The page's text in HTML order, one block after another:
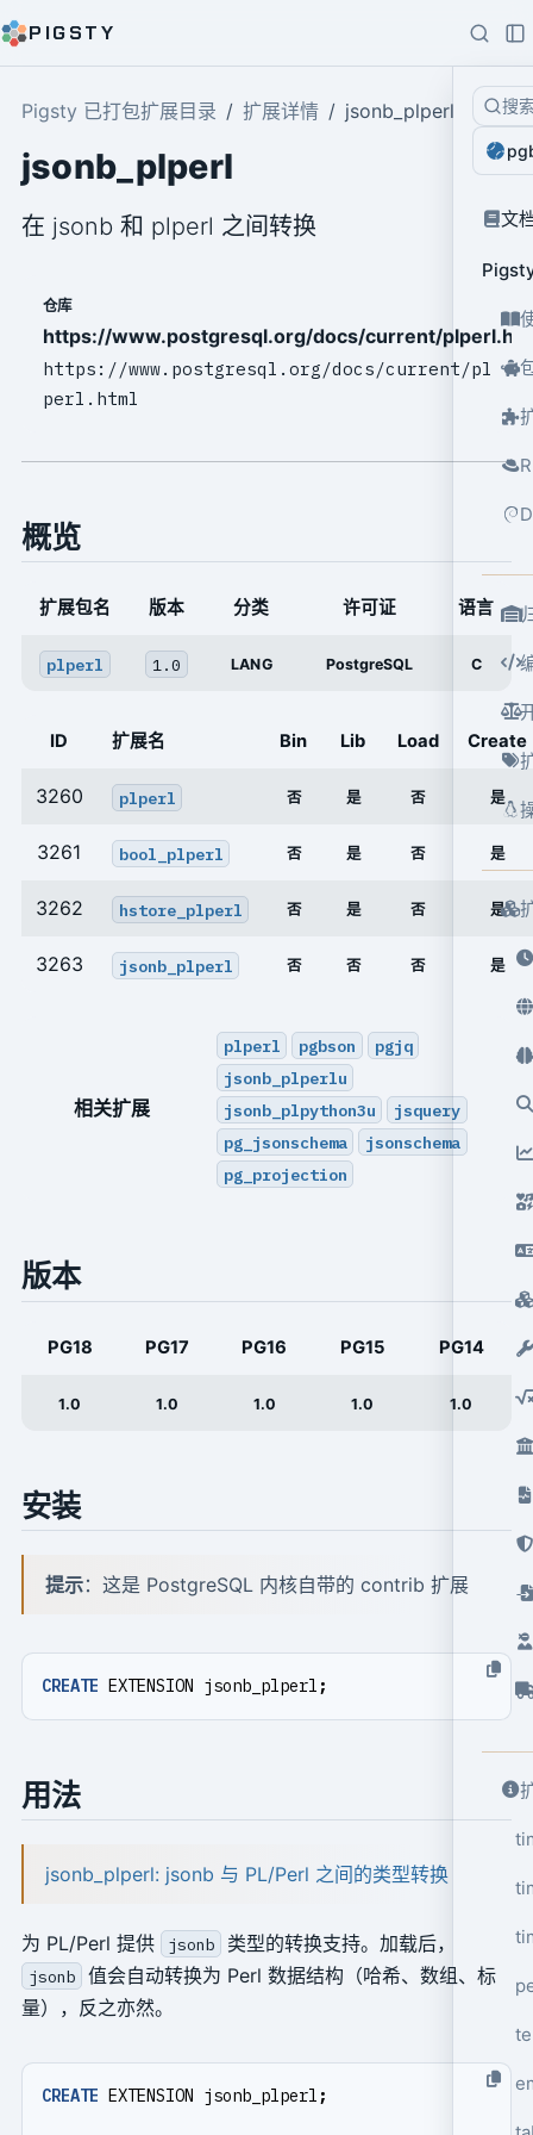
PIGSTY
搜
文
Pigsty 已打包扩展目录 扩展详情 jsonb_plperl
jsonb_plperl
在 jsonb 和 plperl 之间转换
仓库
https://www.postgresql.org/docs/current/
https://www.postgresql.org/docs/current/pl
perl.html
概览
扩展包名 版本 分类 许可证 语言
plperl 1.0 LANG PostgreSQL C
ID 扩展名 Bin Lib Load Create
3260 plperl 否 是 否 是
3261 bool_plperl 否 是 否 是
3262 hstore_plperl 否 是 否 是
3263 jsonb_plperl 否 否 否 是
相关扩展
plperl pgbson
pgjq
jsonb_plperlu
jsonb_plpython3u
jsquery
pg_jsonschema
jsonschema
pg_projection
版本
PG18 PG17 PG16 PG15 PG14
1.0 1.0 1.0 1.0 1.0
安装
提示：这是 PostgreSQL 内核自带的 contrib 扩展
CREATE EXTENSION jsonb_plperl ;
用法
jsonb_plperl: jsonb 与 PL/Perl 之间的类型转换
为 PL/Perl 提供 jsonb 类型的转换支持。加载后，
jsonb
值会自动转换为 Perl 数据结构（哈希、数组、标
量），反之亦然。
CREATE EXTENSION jsonb_plperl ;